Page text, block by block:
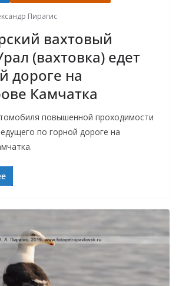
Пирагис
вахтовый
(вахтовка) едет
дороге на
Камчатка
повышенной проходимости
по горной дороге на